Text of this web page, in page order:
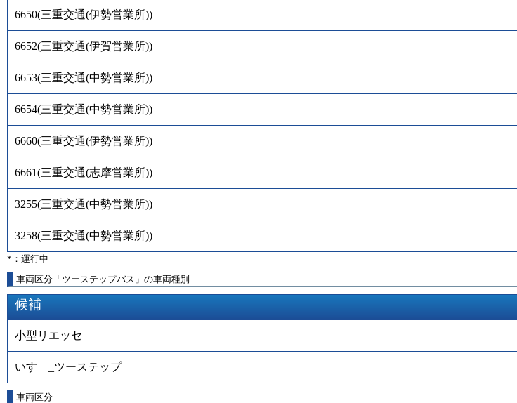
6650(三重交通(伊勢営業所))
6652(三重交通(伊賀営業所))
6653(三重交通(中勢営業所))
6654(三重交通(中勢営業所))
6660(三重交通(伊勢営業所))
6661(三重交通(志摩営業所))
3255(三重交通(中勢営業所))
3258(三重交通(中勢営業所))
*：運行中
車両区分「ツーステップバス」の車両種別
候補
小型リエッセ
いすゞ_ツーステップ
車両区分